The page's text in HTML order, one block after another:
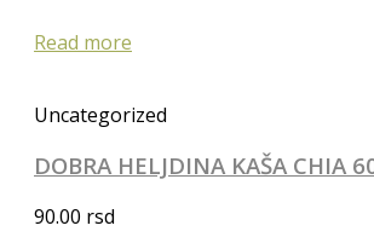
Read more
Uncategorized
DOBRA HELJDINA KAŠA CHIA
90.00 rsd